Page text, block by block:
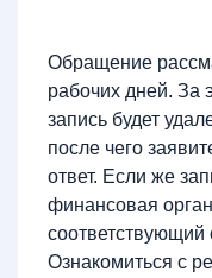
Обращение
рабочих дней. За
запись будет
после чего
ответ. Если же
финансовая
соответствующий
Ознакомиться с